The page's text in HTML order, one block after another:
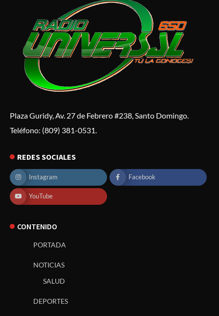
Plaza Guridy, Av. 27 de Febrero #238, Santo Domingo.
Teléfono: (809) 381-0531.
REDES SOCIALES
Instagram Facebook
YouTube
CONTENIDO
PORTADA
NOTICIAS
SALUD
DEPORTES